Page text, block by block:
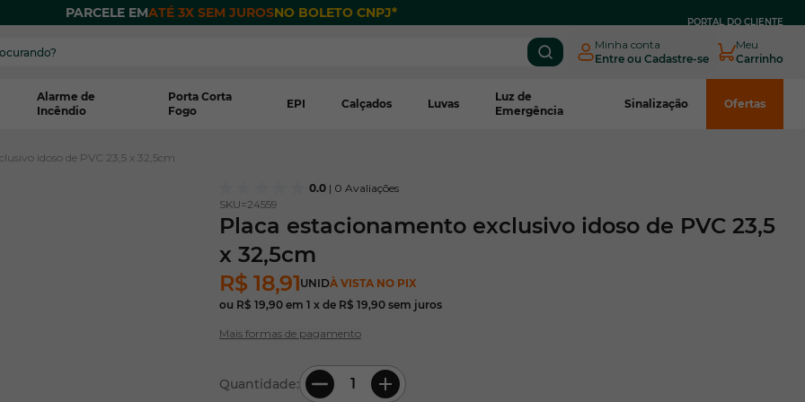
PARCELE EMATÉ 3X SEM JUROSNO BOLETO CNPJ*
PORTAL DO CLIENTE
Minha conta
Entre ou Cadastre-se
Meu
Carrinho
Alarme de
Incêndio
Porta Corta
Fogo
EPI Calçados Luvas
Luz de
Emergência
Sinalização Ofertas
idoso de PVC 23,5 x 32,5cm
0.0 | 0 Avaliações
SKU=24559
Placa estacionamento exclusivo idoso de PVC 23,5
x 32,5cm
R$ 18,91UNIDÀ VISTA NO PIX
ou R$ 19,90 em 1 x de R$ 19,90 sem juros
Mais formas de pagamento
Quantidade: